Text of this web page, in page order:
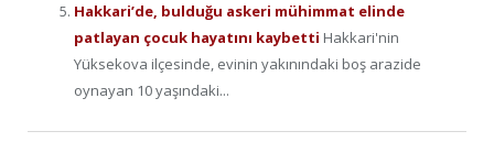
Hakkari’de, bulduğu askeri mühimmat elinde
patlayan çocuk hayatını kaybetti Hakkari'nin
Yüksekova ilçesinde, evinin yakınındaki boş arazide
oynayan 10 yaşındaki...